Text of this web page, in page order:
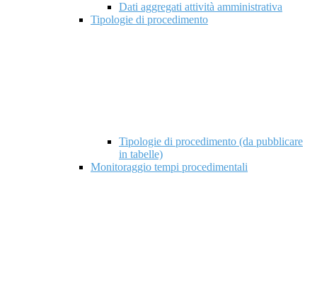
Dati aggregati attività amministrativa
Tipologie di procedimento
Tipologie di procedimento (da pubblicare
in tabelle)
Monitoraggio tempi procedimentali